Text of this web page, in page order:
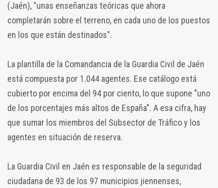
(Jaén), "unas enseñanzas teóricas que ahora
completarán sobre el terreno, en cada uno de los puestos
en los que están destinados".
La plantilla de la Comandancia de la Guardia Civil de Jaén
está compuesta por 1.044 agentes. Ese catálogo está
cubierto por encima del 94 por ciento, lo que supone "uno
de los porcentajes más altos de España". A esa cifra, hay
que sumar los miembros del Subsector de Tráfico y los
agentes en situación de reserva.
La Guardia Civil en Jaén es responsable de la seguridad
ciudadana de 93 de los 97 municipios jiennenses,